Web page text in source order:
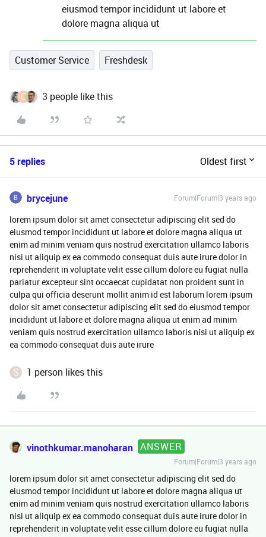
eiusmod tempor incididunt ut labore et
dolore magna aliqua ut
Customer Service Freshdesk
C 3 people like this
5 replies Oldest first
brycejune Forum|Forum|3 years ago
lorem ipsum dolor sit amet consectetur adipiscing elit sed do
eiusmod tempor incididunt ut labore et dolore magna aliqua ut
enim ad minim veniam quis nostrud exercitation ullamco laboris
nisi ut aliquip ex ea commodo consequat duis aute irure dolor in
reprehenderit in voluptate velit esse cillum dolore eu fugiat nulla
pariatur excepteur sint occaecat cupidatat non proident sunt in
culpa qui officia deserunt mollit anim id est laborum lorem ipsum
dolor sit amet consectetur adipiscing elit sed do eiusmod tempor
incididunt ut labore et dolore magna aliqua ut enim ad minim
veniam quis nostrud exercitation ullamco laboris nisi ut aliquip ex
ea commodo consequat duis aute irure
S 1 person likes this
vinothkumar.manoharan ANSWER
Forum|Forum|3 years ago
lorem ipsum dolor sit amet consectetur adipiscing elit sed do
eiusmod tempor incididunt ut labore et dolore magna aliqua ut
enim ad minim veniam quis nostrud exercitation ullamco laboris
nisi ut aliquip ex ea commodo consequat duis aute irure dolor in
reprehenderit in voluptate velit esse cillum dolore eu fugiat nulla